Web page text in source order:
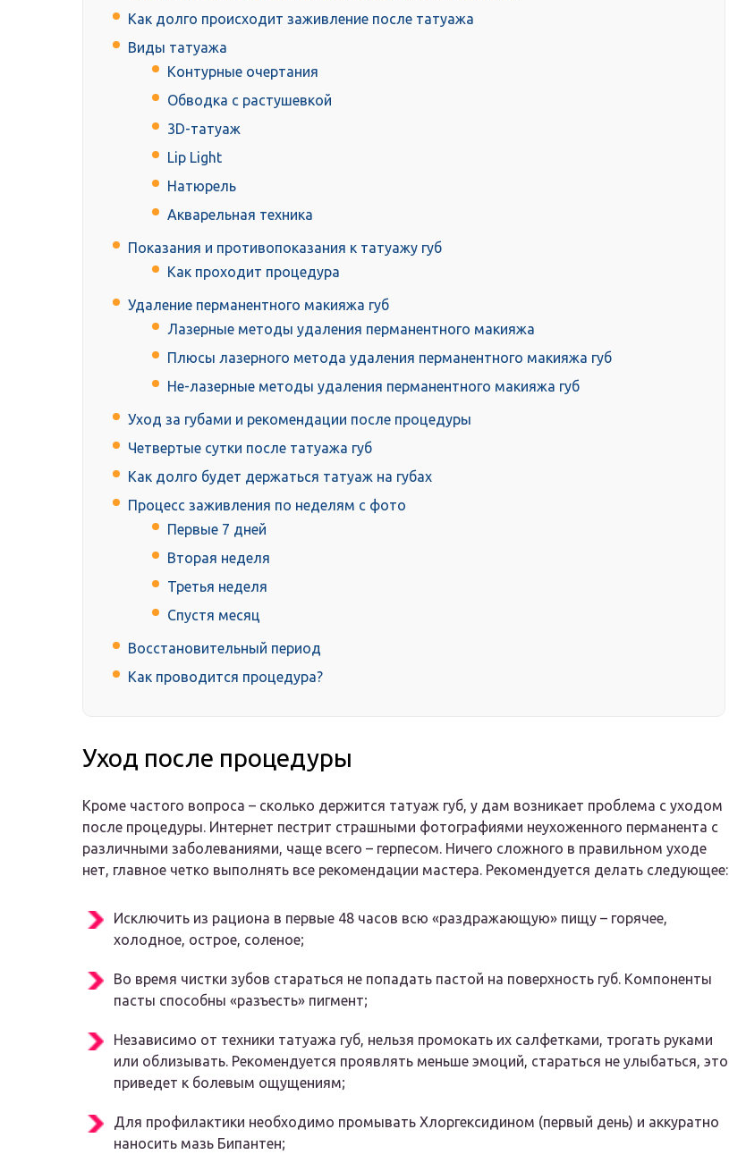
Как долго происходит заживление после татуажа
Виды татуажа
Контурные очертания
Обводка с растушевкой
3D-татуаж
Lip Light
Натюрель
Акварельная техника
Показания и противопоказания к татуажу губ
Как проходит процедура
Удаление перманентного макияжа губ
Лазерные методы удаления перманентного макияжа
Плюсы лазерного метода удаления перманентного макияжа губ
Не-лазерные методы удаления перманентного макияжа губ
Уход за губами и рекомендации после процедуры
Четвертые сутки после татуажа губ
Как долго будет держаться татуаж на губах
Процесс заживления по неделям с фото
Первые 7 дней
Вторая неделя
Третья неделя
Спустя месяц
Восстановительный период
Как проводится процедура?
Уход после процедуры
Кроме частого вопроса – сколько держится татуаж губ, у дам возникает проблема с уходом
после процедуры. Интернет пестрит страшными фотографиями неухоженного перманента с
различными заболеваниями, чаще всего – герпесом. Ничего сложного в правильном уходе
нет, главное четко выполнять все рекомендации мастера. Рекомендуется делать следующее:
Исключить из рациона в первые 48 часов всю «раздражающую» пищу – горячее,
холодное, острое, соленое;
Во время чистки зубов стараться не попадать пастой на поверхность губ. Компоненты
пасты способны «разъесть» пигмент;
Независимо от техники татуажа губ, нельзя промокать их салфетками, трогать руками
или облизывать. Рекомендуется проявлять меньше эмоций, стараться не улыбаться, это
приведет к болевым ощущениям;
Для профилактики необходимо промывать Хлоргексидином (первый день) и аккуратно
наносить мазь Бипантен;